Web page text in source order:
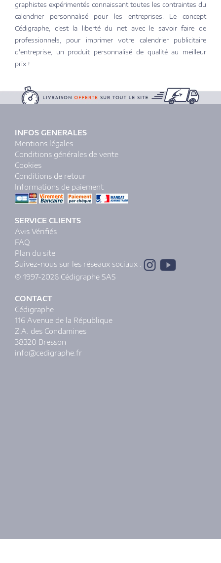
graphistes expérimentés connaissant toutes les contraintes du
calendrier personnalisé pour les entreprises. Le concept
Cédigraphe, c’est la liberté du net avec le savoir faire de
professionnels, pour imprimer votre calendrier publicitaire
d'entreprise, un produit personnalisé de qualité au meilleur
prix !
INFOS GENERALES
Mentions légales
Conditions générales de vente
Cookies
Conditions de retour
Informations de paiement
SERVICE CLIENTS
Avis Vérifiés
FAQ
Plan du site
Suivez-nous sur les réseaux sociaux :
© 1997-2026 Cédigraphe SAS
CONTACT
Cédigraphe
116 Avenue de la République
Z.A. des Condamines
38320 Bresson
info@cedigraphe.fr